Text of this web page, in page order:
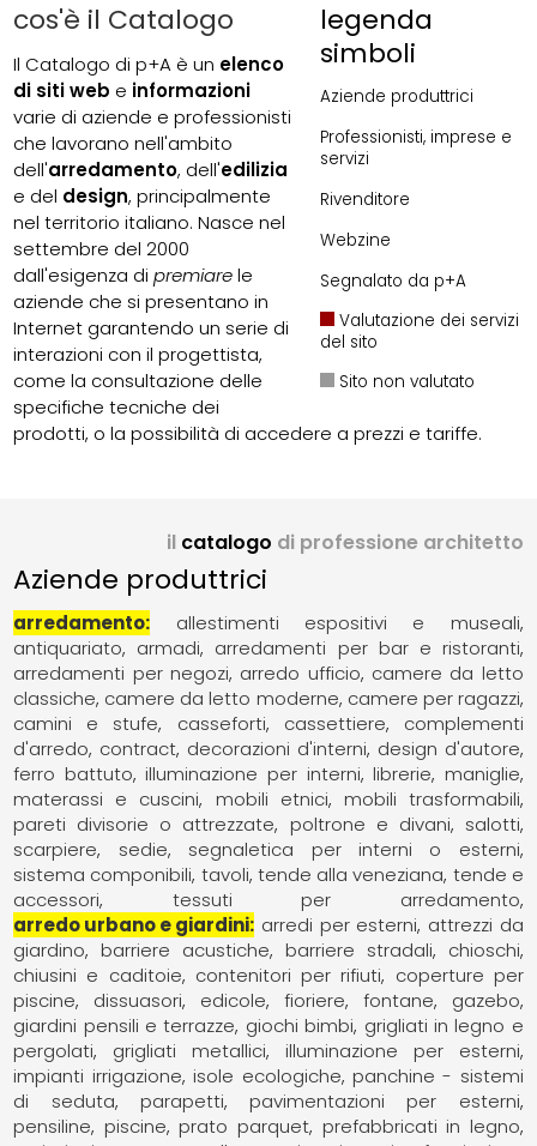
legenda
simboli
Aziende produttrici
Professionisti, imprese e
servizi
Rivenditore
Webzine
Segnalato da p+A
Valutazione dei servizi
del sito
Sito non valutato
cos'è il Catalogo
Il Catalogo di p+A è un elenco
di siti web e informazioni
varie di aziende e professionisti
che lavorano nell'ambito
dell'arredamento, dell'edilizia
e del design, principalmente
nel territorio italiano. Nasce nel
settembre del 2000
dall'esigenza dipremiarele
aziende che si presentano in
Internet garantendo un serie di
interazioni con il progettista,
come la consultazione delle
specifiche tecniche dei
prodotti, o la possibilità di accedere a prezzi e tariffe.
il catalogo di professione architetto
Aziende produttrici
arredamento
allestimenti espositivi e museali
antiquariato
armadi
arredamenti per bar e ristoranti
arredamenti per negozi arredo ufficio camere da letto
classiche camere da letto moderne camere per ragazzi
camini e stufe
casseforti cassettiere
complementi
d'arredo contract decorazioni d'interni design d'autore
ferro battuto illuminazione per interni librerie maniglie
materassi e cuscini
mobili etnici
mobili trasformabili
pareti divisorie o attrezzate poltrone e divani
salotti
scarpiere
sedie
segnaletica per interni o esterni
sistema componibili tavoli tende alla veneziana tende e
accessori
tessuti per arredamento
arredo urbano e giardini arredi per esterni attrezzi da
giardino
barriere acustiche barriere stradali
chioschi
chiusini e caditoie
contenitori per rifiuti
coperture per
piscine
dissuasori edicole fioriere fontane
gazebo
giardini pensili e terrazze giochi bimbi grigliati in legno e
pergolati
grigliati metallici
illuminazione per esterni
impianti irrigazione isole ecologiche panchine - sistemi
di seduta
parapetti
pavimentazioni per esterni
pensiline piscine prato parquet prefabbricati in legno